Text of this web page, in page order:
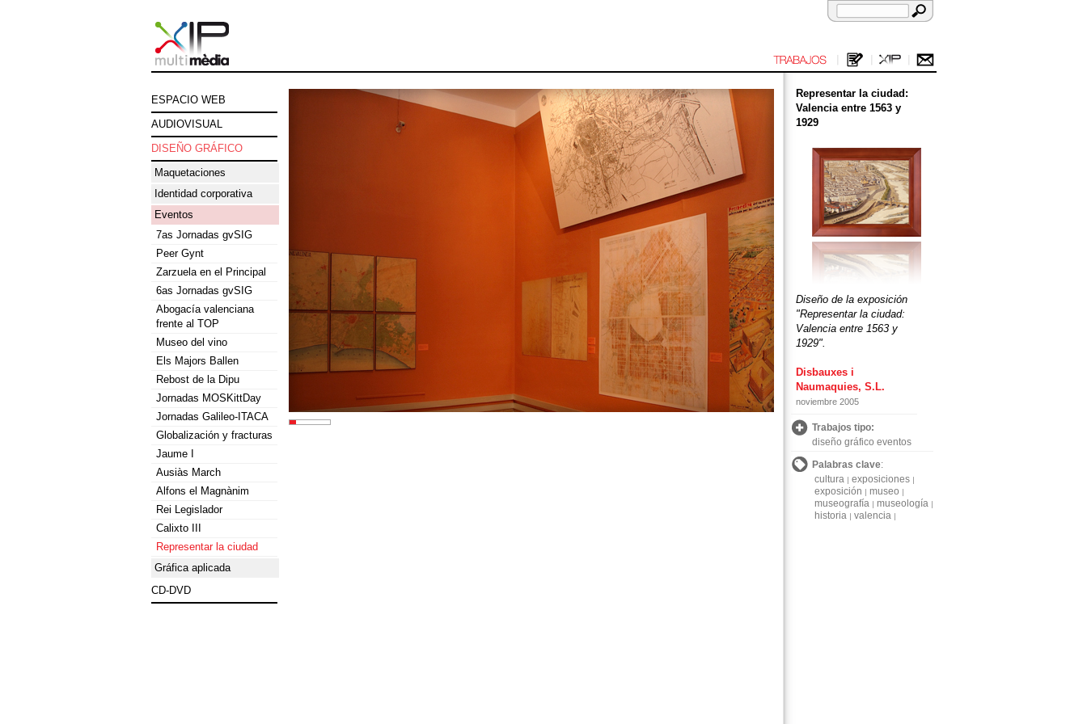
ESPACIO WEB
AUDIOVISUAL
DISEÑO GRÁFICO
Maquetaciones
Identidad corporativa
Eventos
7as Jornadas gvSIG
Peer Gynt
Zarzuela en el Principal
6as Jornadas gvSIG
Abogacía valenciana
frente al TOP
Museo del vino
Els Majors Ballen
Rebost de la Dipu
Jornadas MOSKittDay
Jornadas Galileo-ITACA
Globalización y fracturas
Jaume I
Ausiàs March
Alfons el Magnànim
Rei Legislador
Calixto III
Representar la ciudad
Gráfica aplicada
CD-DVD
Representar la ciudad:
Valencia entre 1563 y
1929
Diseño de la exposición
"Representar la ciudad:
Valencia entre 1563 y
1929".
Disbauxes i
Naumaquies, S.L.
noviembre 2005
Trabajos tipo:
diseño gráfico eventos
Palabras clave:
cultura
exposiciones
exposición
museo
museografía
museología
historia
valencia